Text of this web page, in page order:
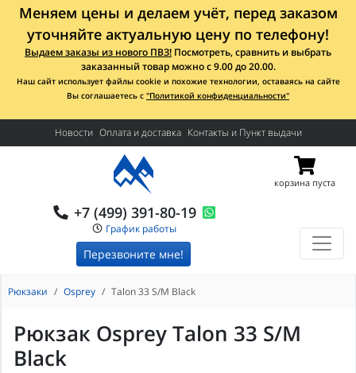
Меняем цены и делаем учёт, перед заказом
уточняйте актуальную цену по телефону!
Выдаем заказы из нового ПВЗ! Посмотреть, сравнить и выбрать
заказанный товар можно с 9.00 до 20.00.
Наш сайт использует файлы cookie и похожие технологии, оставаясь на сайте
Вы соглашаетесь с "Политикой конфиденциальности"
Новости Оплата и доставка Контакты и Пункт выдачи
+7 (499) 391-80-19
График работы
Перезвоните мне!
корзина пуста
Рюкзаки Osprey Talon 33 S/M Black
Рюкзак Osprey Talon 33 S/M
Black